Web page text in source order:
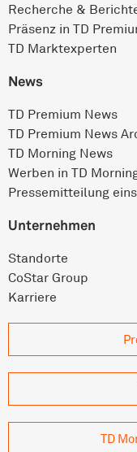
Recherche &
Präsenz in TD
TD Marktexperten
News
TD Premium News
TD Premium News
TD Morning News
Werben in TD
Pressemitteilung
Unternehmen
Standorte
CoStar Group
Karriere
TD